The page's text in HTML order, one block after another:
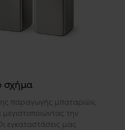
σχήμα
παραγωγής μπαταριών,
την
εγκαταστάσεις μας